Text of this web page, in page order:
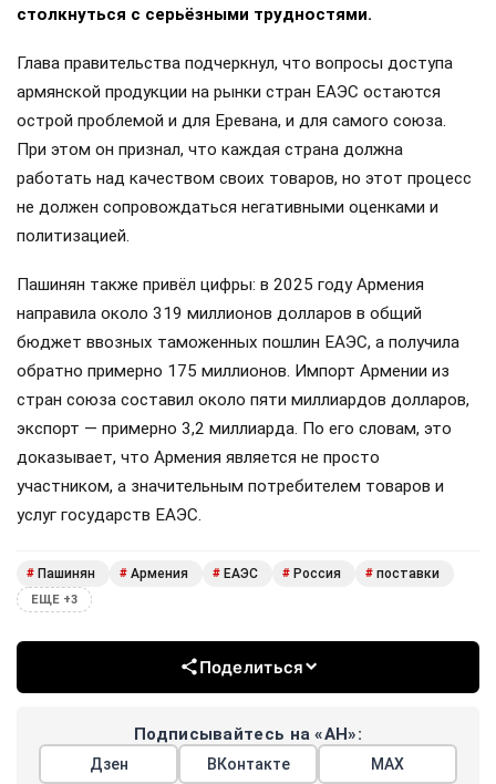
столкнуться с серьёзными трудностями.
Глава правительства подчеркнул, что вопросы доступа
армянской продукции на рынки стран ЕАЭС остаются
острой проблемой и для Еревана, и для самого союза.
При этом он признал, что каждая страна должна
работать над качеством своих товаров, но этот процесс
не должен сопровождаться негативными оценками и
политизацией.
Пашинян также привёл цифры: в 2025 году Армения
направила около 319 миллионов долларов в общий
бюджет ввозных таможенных пошлин ЕАЭС, а получила
обратно примерно 175 миллионов. Импорт Армении из
стран союза составил около пяти миллиардов долларов,
экспорт — примерно 3,2 миллиарда. По его словам, это
доказывает, что Армения является не просто
участником, а значительным потребителем товаров и
услуг государств ЕАЭС.
# Пашинян # Армения # ЕАЭС # Россия # поставки
ЕЩЕ +3
Поделиться
Подписывайтесь на «АН»:
Дзен ВКонтакте МАХ